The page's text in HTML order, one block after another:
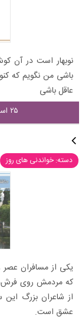
نوبهار است در آن
باشی من نگویم که
عاقل باشی
۲۵ اسفند ۱۳۹۵ - ۱۱:۰۸
دسته: خواندنی های روز
یکی از مسافران عصر
که مردمش روی
از شاعران بزرگ
عشق است.